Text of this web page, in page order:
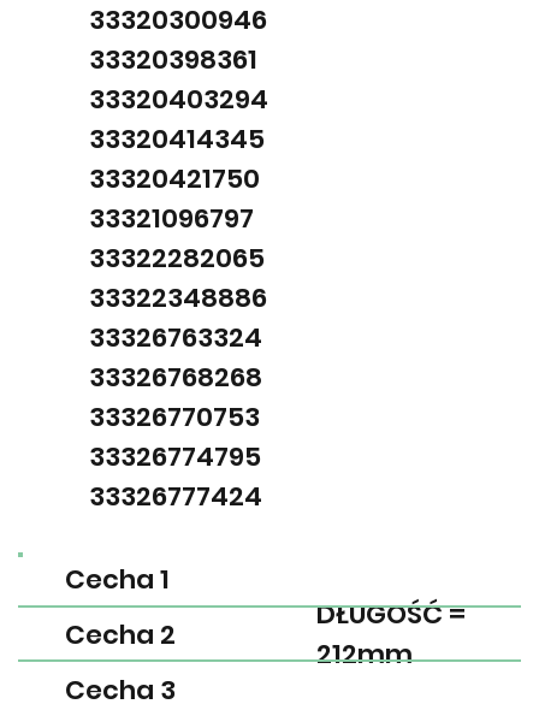
Cecha 1
Cecha 2
Cecha 3
DŁUGOŚĆ =
212mm
33320300946
33320398361
33320403294
33320414345
33320421750
33321096797
33322282065
33322348886
33326763324
33326768268
33326770753
33326774795
33326777424